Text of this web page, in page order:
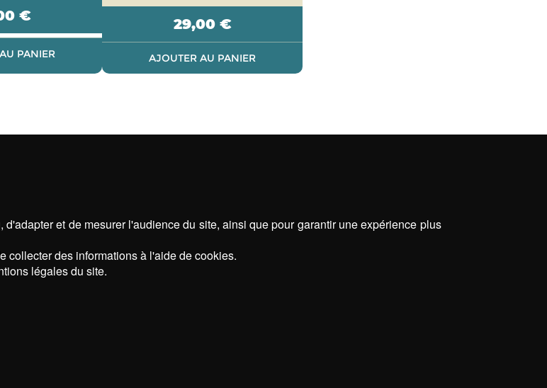
€
PANIER
29,00 €
AJOUTER AU PANIER
et de mesurer l'audience du site, ainsi que pour garantir une expérience plus
collecter des informations à l'aide de cookies.
légales du site.